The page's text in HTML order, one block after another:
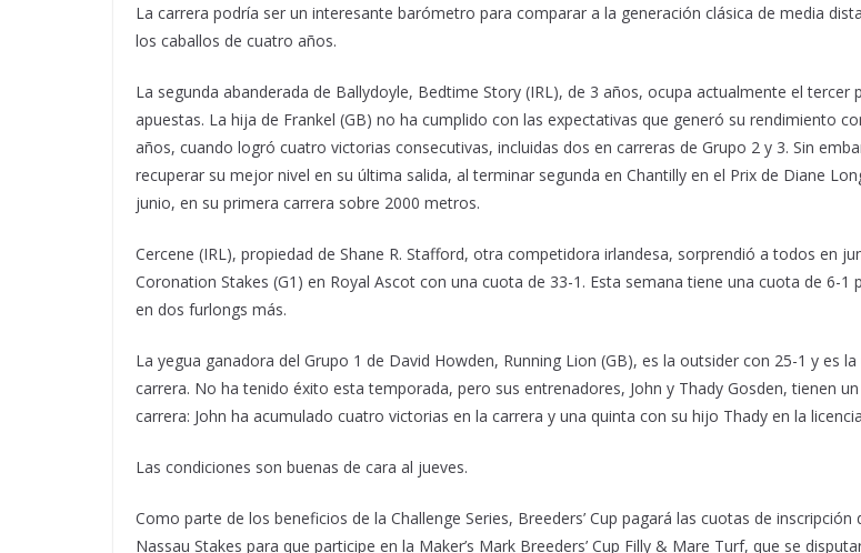
La carrera podría ser un interesante barómetro para comparar a la generación clásica de media
los caballos de cuatro años.
La segunda abanderada de Ballydoyle, Bedtime Story (IRL), de 3 años, ocupa actualmente el tercer
apuestas. La hija de Frankel (GB) no ha cumplido con las expectativas que generó su rendimiento
años, cuando logró cuatro victorias consecutivas, incluidas dos en carreras de Grupo 2 y 3. Sin
recuperar su mejor nivel en su última salida, al terminar segunda en Chantilly en el Prix de Diane
junio, en su primera carrera sobre 2000 metros.
Cercene (IRL), propiedad de Shane R. Stafford, otra competidora irlandesa, sorprendió a todos en
Coronation Stakes (G1) en Royal Ascot con una cuota de 33-1. Esta semana tiene una cuota de 6-1
en dos furlongs más.
La yegua ganadora del Grupo 1 de David Howden, Running Lion (GB), es la outsider con 25-1 y es
carrera. No ha tenido éxito esta temporada, pero sus entrenadores, John y Thady Gosden, tienen
carrera: John ha acumulado cuatro victorias en la carrera y una quinta con su hijo Thady en la
Las condiciones son buenas de cara al jueves.
Como parte de los beneficios de la Challenge Series, Breeders’ Cup pagará las cuotas de inscripción
Nassau Stakes para que participe en la Maker’s Mark Breeders’ Cup Filly & Mare Turf, que se